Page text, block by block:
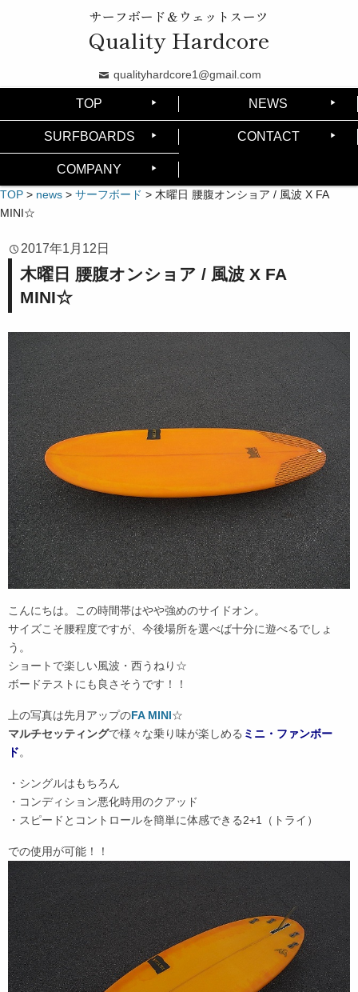
サーフボード＆ウェットスーツ
Quality Hardcore
qualityhardcore1@gmail.com
TOP NEWS
SURFBOARDS CONTACT
COMPANY
TOP > news > サーフボード > 木曜日 腰腹オンショア / 風波 X FA
MINI☆
2017年1月12日
木曜日 腰腹オンショア / 風波 X FA
MINI☆
こんにちは。この時間帯はやや強めのサイドオン。
サイズこそ腰程度ですが、今後場所を選べば十分に遊べるでしょ
う。
ショートで楽しい風波・西うねり☆
ボードテストにも良さそうです！！
上の写真は先月アップのFA MINI☆
マルチセッティングで様々な乗り味が楽しめる ミニ・ファンボー
ド。
・シングルはもちろん
・コンディション悪化時用のクアッド
・スピードとコントロールを簡単に体感できる2+1（トライ）
での使用が可能！！